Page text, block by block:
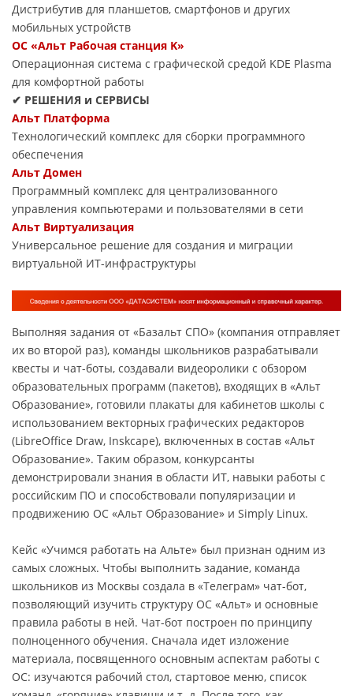
Дистрибутив для планшетов, смартфонов и других
мобильных устройств
ОС «Альт Рабочая станция K»
Операционная система с графической средой KDE Plasma
для комфортной работы
✔ РЕШЕНИЯ и СЕРВИСЫ
Альт Платформа
Технологический комплекс для сборки программного
обеспечения
Альт Домен
Программный комплекс для централизованного
управления компьютерами и пользователями в сети
Альт Виртуализация
Универсальное решение для создания и миграции
виртуальной ИТ-инфраструктуры
Выполняя задания от «Базальт СПО» (компания отправляет
их во второй раз), команды школьников разрабатывали
квесты и чат-боты, создавали видеоролики с обзором
образовательных программ (пакетов), входящих в «Альт
Образование», готовили плакаты для кабинетов школы с
использованием векторных графических редакторов
(LibreOffice Draw, Inskcape), включенных в состав «Альт
Образование». Таким образом, конкурсанты
демонстрировали знания в области ИТ, навыки работы с
российским ПО и способствовали популяризации и
продвижению ОС «Альт Образование» и Simply Linux.
Кейс «Учимся работать на Альте» был признан одним из
самых сложных. Чтобы выполнить задание, команда
школьников из Москвы создала в «Телеграм» чат-бот,
позволяющий изучить структуру ОС «Альт» и основные
правила работы в ней. Чат-бот построен по принципу
полноценного обучения. Сначала идет изложение
материала, посвященного основным аспектам работы с
ОС: изучаются рабочий стол, стартовое меню, список